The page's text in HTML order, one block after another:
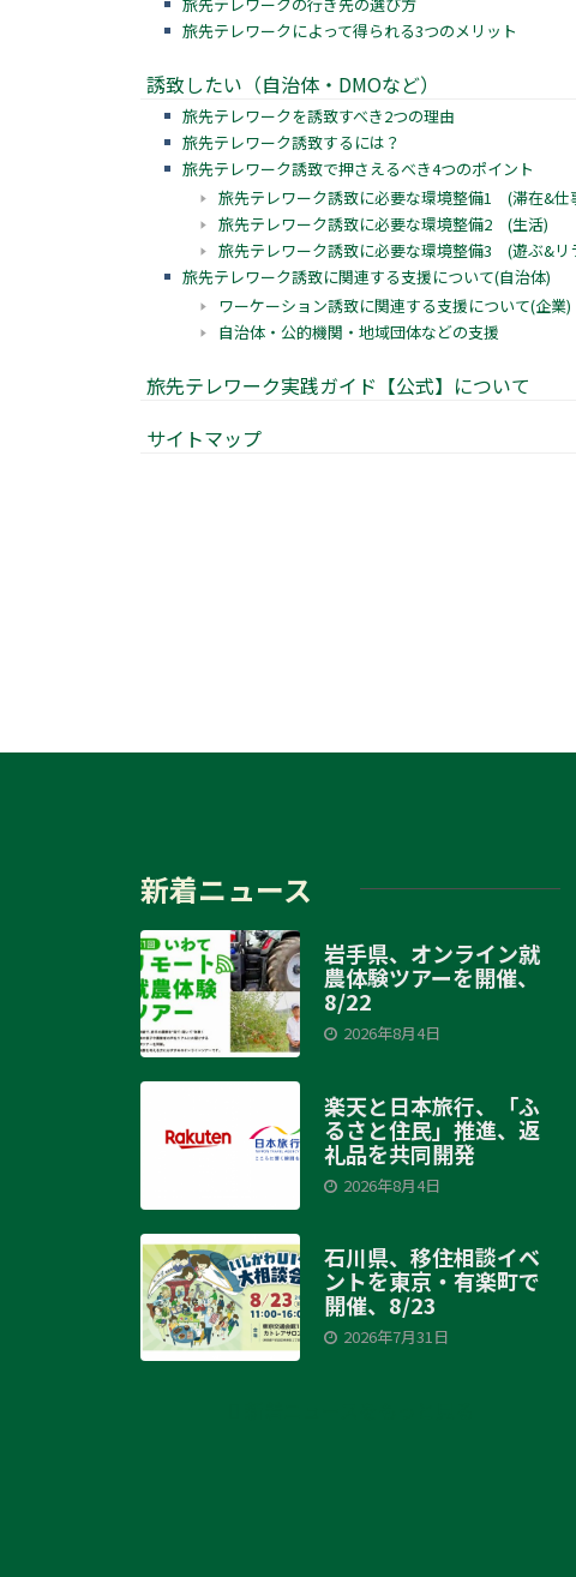
旅先テレワークの行き先の選び方
旅先テレワークによって得られる3つのメリット
誘致したい（自治体・DMOなど）
旅先テレワークを誘致すべき2つの理由
旅先テレワーク誘致するには？
旅先テレワーク誘致で押さえるべき4つのポイント
旅先テレワーク誘致に必要な環境整備1 (滞在&仕
旅先テレワーク誘致に必要な環境整備2 (生活)
旅先テレワーク誘致に必要な環境整備3 (遊ぶ&リ
旅先テレワーク誘致に関連する支援について(自治体)
ワーケーション誘致に関連する支援について(企業)
自治体・公的機関・地域団体などの支援
旅先テレワーク実践ガイド【公式】について
サイトマップ
新着ニュース
岩手県、オンライン就
農体験ツアーを開催、
8/22
2026年8月4日
楽天と日本旅行、「ふ
るさと住民」推進、返
礼品を共同開発
2026年8月4日
石川県、移住相談イベ
ントを東京・有楽町で
開催、8/23
2026年7月31日